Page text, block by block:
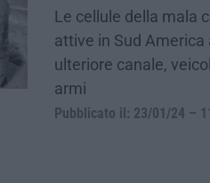
Le cellule della mala
attive in Sud America
ulteriore canale,
armi
Pubblicato il: 23/01/24 –